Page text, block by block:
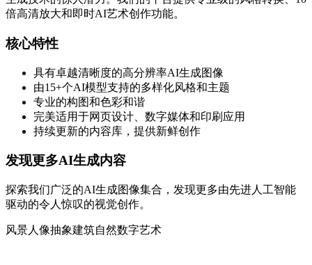
倍高清放大和即时AI艺术创作功能。
核心特性
具有卓越清晰度的高分辨率AI生成图像
由15+个AI模型支持的多样化风格和主题
专业的构图和色彩和谐
完美适用于网页设计、数字媒体和印刷应用
持续更新的内容库，提供新鲜创作
发现更多AI生成内容
探索我们广泛的AI生成图像集合，发现更多由先进人工智能
驱动的令人惊叹的视觉创作。
风景人像抽象建筑自然数字艺术